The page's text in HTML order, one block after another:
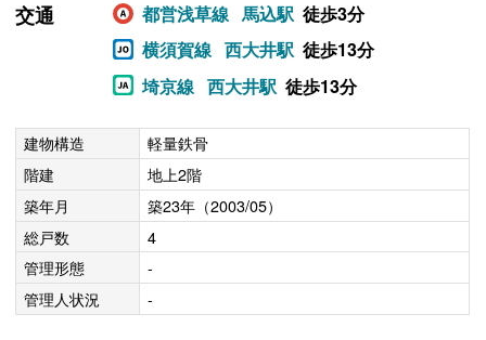
交通
都営浅草線 馬込駅 徒歩3分
横須賀線 西大井駅 徒歩13分
埼京線 西大井駅 徒歩13分
建物構造
軽量鉄骨
階建
地上2階
築年月
築23年（2003/05）
総戸数
4
管理形態
-
管理人状況
-